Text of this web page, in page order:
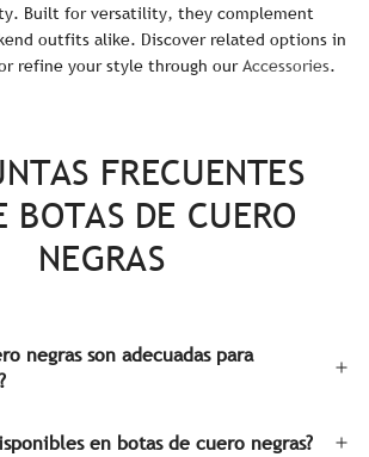
Built for versatility, they complement
outfits alike. Discover related options in
refine your style through ourAccessories.
FRECUENTES
BOTAS DE CUERO
NEGRAS
negras son adecuadas para
en botas de cuero negras?